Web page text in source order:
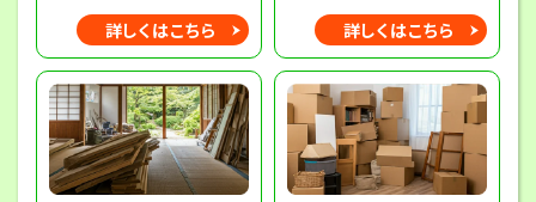
詳しくはこちら 詳しくはこちら